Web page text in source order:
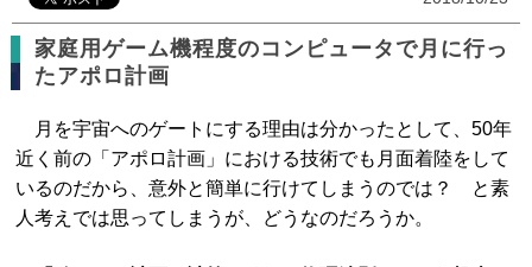
家庭用ゲーム機程度のコンピュータで月に行っ
たアポロ計画
月を宇宙へのゲートにする理由は分かったとして、50年
近く前の「アポロ計画」における技術でも月面着陸をして
いるのだから、意外と簡単に行けてしまうのでは？ と素
人考えでは思ってしまうが、どうなのだろうか。